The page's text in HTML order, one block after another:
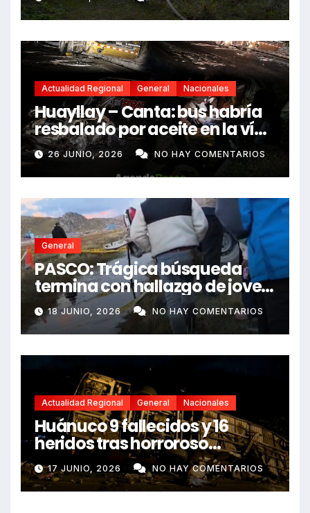
Actualidad Regional General Nacionales
Huayllay – Canta: bus habría
resbalado por aceite en la vía
e impactó auto siniestrado
dejando dos fallecidos
26 JUNIO, 2026 NO HAY COMENTARIOS
General
PASCO: Trágica búsqueda
termina con hallazgo de joven
sin vida en Rancas
18 JUNIO, 2026 NO HAY COMENTARIOS
Actualidad Regional General Nacionales
Huánuco 9 fallecidos y 16
heridos tras horroroso
despiste de bus Real Chancas
que impactó contra vivienda
17 JUNIO, 2026 NO HAY COMENTARIOS